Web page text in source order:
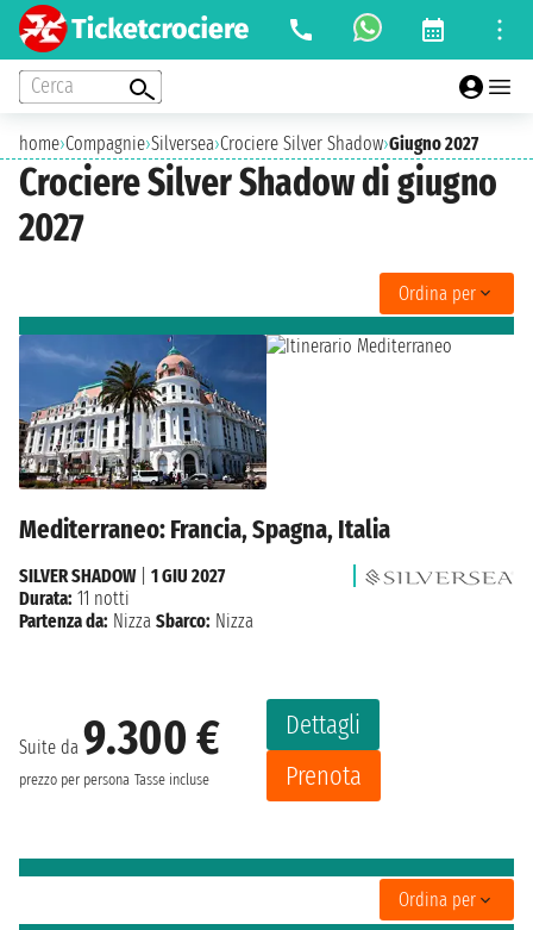
Cerca
home›Compagnie›Silversea›Crociere Silver Shadow›Giugno 2027
Crociere Silver Shadow di giugno
2027
Ordina per
Mediterraneo: Francia, Spagna, Italia
Suite da 9.300 €
prezzo per persona Tasse incluse
Dettagli
Prenota
SILVER SHADOW| 1 GIU 2027
Durata: 11 notti
Partenza da: Nizza Sbarco: Nizza
Ordina per